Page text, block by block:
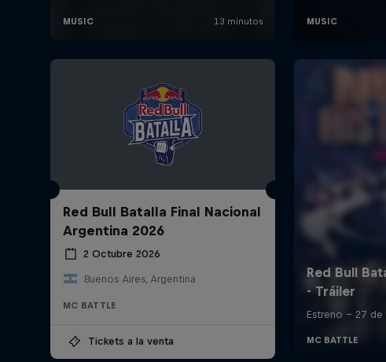
Red Bull Batalla Final Nacional
Argentina 2026
2 Octubre 2026
Buenos Aires, Argentina
MC BATTLE
Tickets a la venta